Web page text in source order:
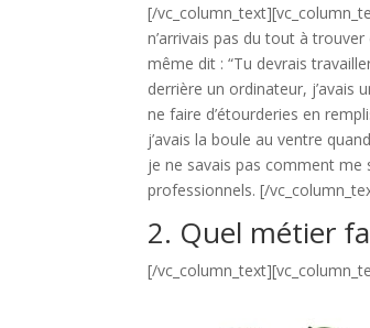
[/
n’arrivais pas du tout à
même dit : “Tu devrais
derrière un ordinateur, j’avais
ne faire d’étourderies en
j’avais la boule au ventre
je ne savais pas comment
professionnels.[/
2. Quel métier
[/